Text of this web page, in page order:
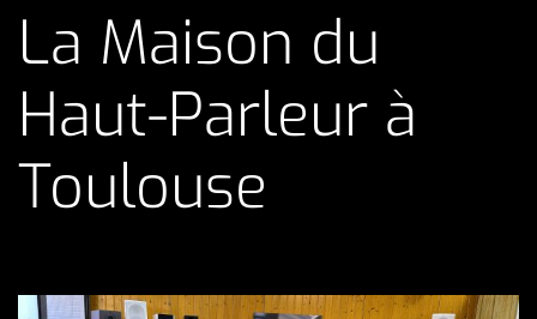
La Maison du
Haut-Parleur à
Toulouse